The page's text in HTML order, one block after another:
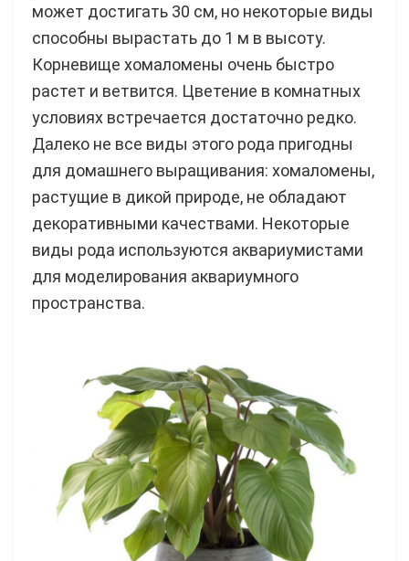
может достигать 30 см, но некоторые виды
способны вырастать до 1 м в высоту.
Корневище хомаломены очень быстро
растет и ветвится. Цветение в комнатных
условиях встречается достаточно редко.
Далеко не все виды этого рода пригодны
для домашнего выращивания: хомаломены,
растущие в дикой природе, не обладают
декоративными качествами. Некоторые
виды рода используются аквариумистами
для моделирования аквариумного
пространства.